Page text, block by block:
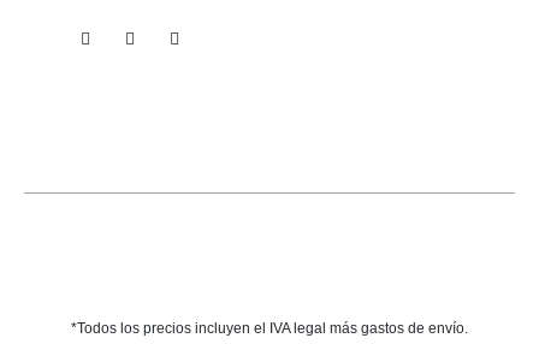
*Todos los precios incluyen el IVA legal más gastos de envío.